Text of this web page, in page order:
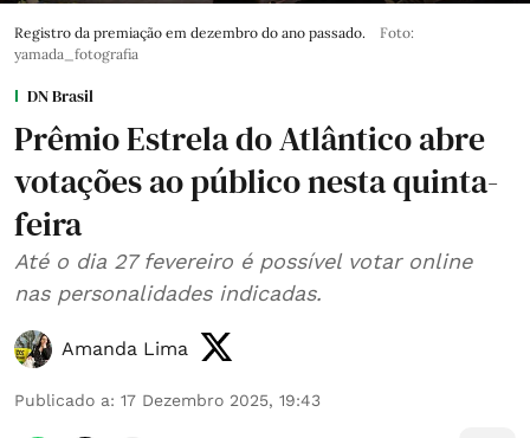
Registro da premiação em dezembro do ano passado.
Foto:
yamada_fotografia
DN Brasil
Prêmio Estrela do Atlântico abre
votações ao público nesta quinta-
feira
Até o dia 27 fevereiro é possível votar online
nas personalidades indicadas.
Amanda Lima
Publicado a: 17 Dezembro 2025, 19:43